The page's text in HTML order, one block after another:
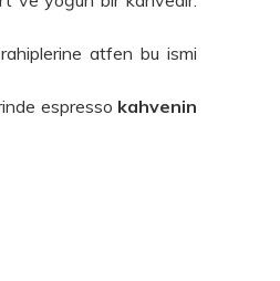
atfen bu ismi
espresso kahvenin